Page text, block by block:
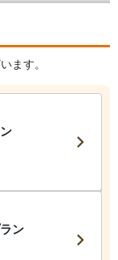
ます。
ン